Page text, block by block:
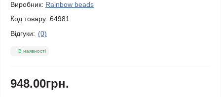
Виробник: Rainbow beads
Код товару: 64981
Відгуки: (0)
В наявності
948.00грн.